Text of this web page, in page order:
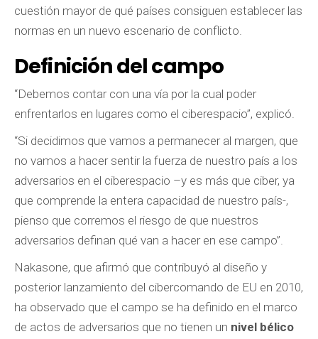
cuestión mayor de qué países consiguen establecer las
normas en un nuevo escenario de conflicto.
Definición del campo
“Debemos contar con una vía por la cual poder
enfrentarlos en lugares como el ciberespacio”, explicó.
“Si decidimos que vamos a permanecer al margen, que
no vamos a hacer sentir la fuerza de nuestro país a los
adversarios en el ciberespacio –y es más que ciber, ya
que comprende la entera capacidad de nuestro país-,
pienso que corremos el riesgo de que nuestros
adversarios definan qué van a hacer en ese campo”.
Nakasone, que afirmó que contribuyó al diseño y
posterior lanzamiento del cibercomando de EU en 2010,
ha observado que el campo se ha definido en el marco
de actos de adversarios que no tienen un nivel bélico